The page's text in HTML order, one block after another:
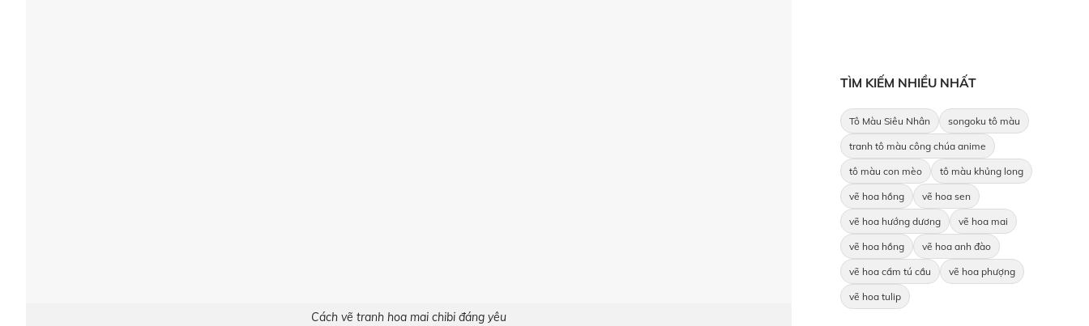
Cách vẽ tranh hoa mai chibi đáng yêu
TÌM KIẾM NHIỀU NHẤT
Tô Màu Siêu Nhân songoku tô màu
tranh tô màu công chúa anime
tô màu con mèo tô màu khủng long
vẽ hoa hồng vẽ hoa sen
vẽ hoa hướng dương vẽ hoa mai
vẽ hoa hồng vẽ hoa anh đào
vẽ hoa cẩm tú cầu vẽ hoa phượng
vẽ hoa tulip